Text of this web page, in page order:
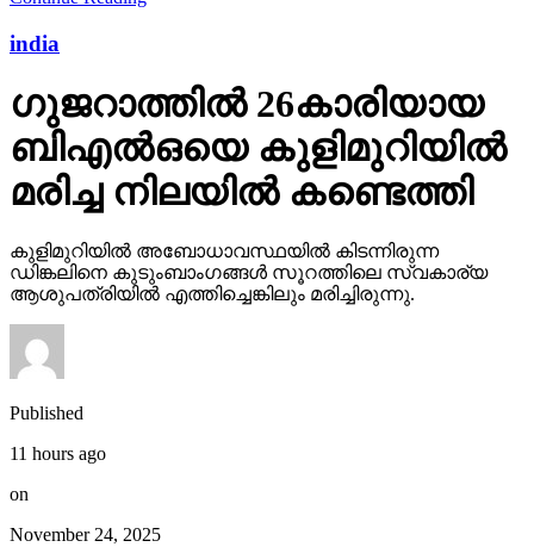
india
ഗുജറാത്തില്‍ 26കാരിയായ
ബിഎല്‍ഒയെ കുളിമുറിയില്‍
മരിച്ച നിലയില്‍ കണ്ടെത്തി
കുളിമുറിയില്‍ അബോധാവസ്ഥയില്‍ കിടന്നിരുന്ന
ഡിങ്കലിനെ കുടുംബാംഗങ്ങള്‍ സൂറത്തിലെ സ്വകാര്യ
ആശുപത്രിയില്‍ എത്തിച്ചെങ്കിലും മരിച്ചിരുന്നു.
Published
11 hours ago
on
November 24, 2025